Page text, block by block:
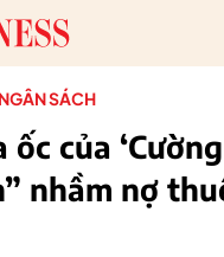
SÁCH
của
nhầm nợ